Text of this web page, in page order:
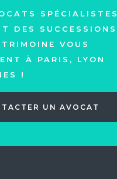
SPÉCIALISTES
DES SUCCESSIONS
VOUS
À PARIS, LYON
!
UN AVOCAT